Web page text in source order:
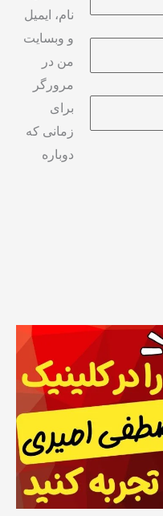
نام، ایمیل
و وبسایت
من در
مرورگر
برای
زمانی که
دوباره